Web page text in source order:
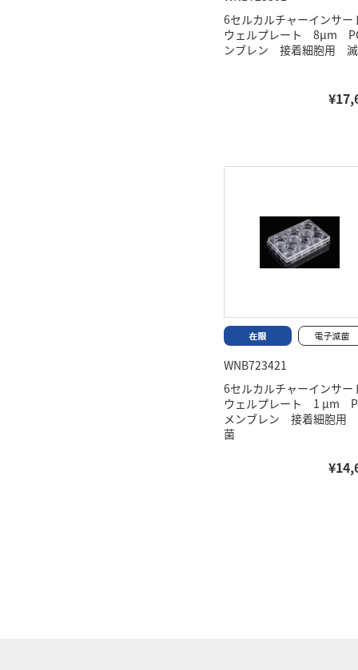
6セルカルチャーインサー
ウェルプレート 8μm
ンブレン 接着細胞用
WNB723421
6セルカルチャーインサー
ウェルプレート 1 μm
メンブレン 接着細胞用
菌